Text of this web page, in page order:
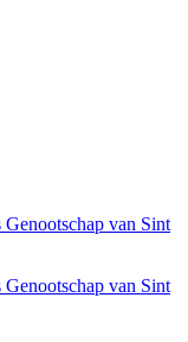
van Sint
van Sint